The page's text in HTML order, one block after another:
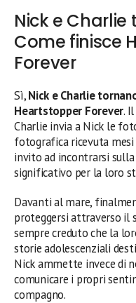
Nick e
Come finisce
Forever
Sì,Nick e Charlie
Heartstopper Forever.
Charlie invia a Nick le
fotografica ricevuta mesi
invito ad incontrarsi
significativo per la loro
Davanti al mare,
proteggersi attraverso il
sempre creduto che la
storie adolescenziali
Nick ammette invece di
comunicare i propri
compagno.